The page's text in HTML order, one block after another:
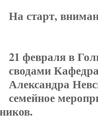
На старт,
21 февраля в
сводами
Александра
семейное